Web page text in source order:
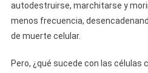
autodestruirse, marchitarse y
menos frecuencia,
de muerte celular.
Pero, ¿qué sucede con las células